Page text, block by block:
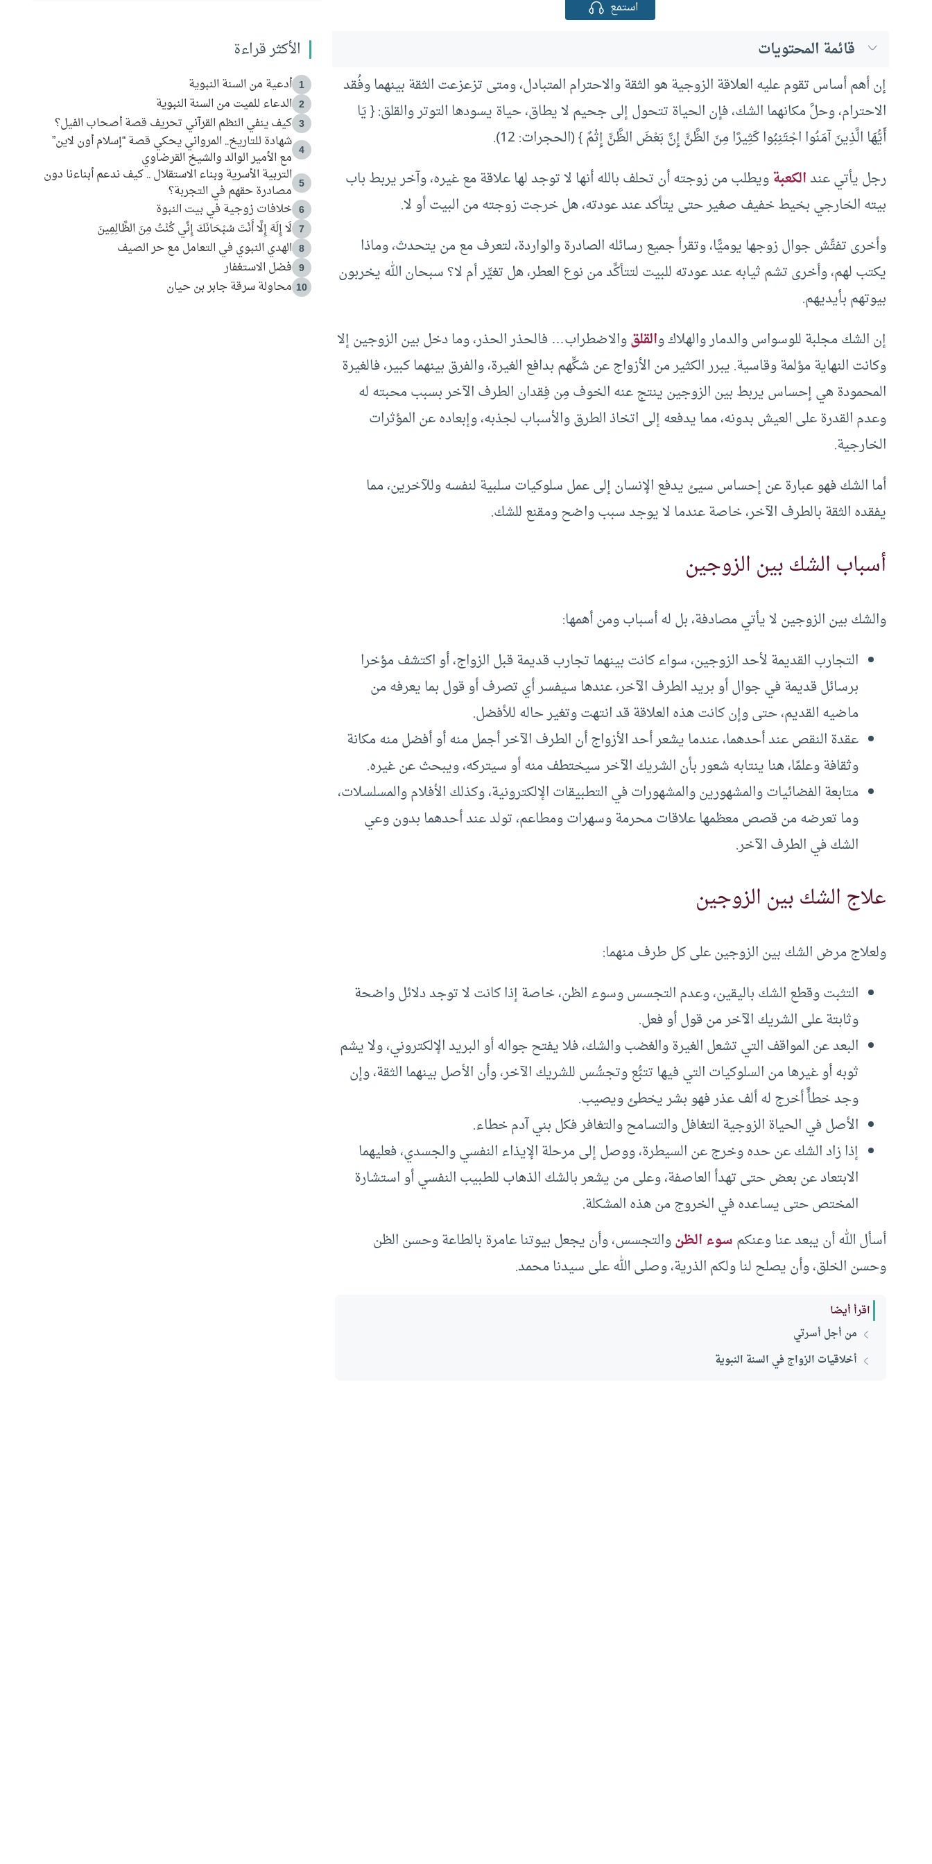
استمع
قائمة المحتويات
إن أهم أساس تقوم عليه العلاقة الزوجية هو الثقة والاحترام المتبادل، ومتى تزعزعت الثقة بينهما وفُقد
الاحترام، وحلَّ مكانهما الشك، فإن الحياة تتحول إلى جحيم لا يطاق، حياة يسودها التوتر والقلق: { يَا
أَيُّهَا الَّذِينَ آمَنُوا اجْتَنِبُوا كَثِيرًا مِنَ الظَّنِّ إِنَّ بَعْضَ الظَّنِّ إِثْمٌ } (الحجرات: 12).
رجل يأتي عندالكعبةويطلب من زوجته أن تحلف بالله أنها لا توجد لها علاقة مع غيره، وآخر يربط باب
بيته الخارجي بخيط خفيف صغير حتى يتأكد عند عودته، هل خرجت زوجته من البيت أو لا.
وأخرى تفتِّش جوال زوجها يوميًّا، وتقرأ جميع رسائله الصادرة والواردة، لتعرف مع من يتحدث، وماذا
يكتب لهم، وأخرى تشم ثيابه عند عودته للبيت لتتأكَّد من نوع العطر، هل تغيِّر أم لا؟ سبحان الله يخربون
بيوتهم بأيديهم.
إن الشك مجلبة للوسواس والدمار والهلاك والقلقوالاضطراب… فالحذر الحذر، وما دخل بين الزوجين إلا
وكانت النهاية مؤلمة وقاسية. يبرر الكثير من الأزواج عن شكِّهم بدافع الغيرة، والفرق بينهما كبير، فالغيرة
المحمودة هي إحساس يربط بين الزوجين ينتج عنه الخوف مِن فِقدان الطرف الآخر بسبب محبته له
وعدم القدرة على العيش بدونه، مما يدفعه إلى اتخاذ الطرق والأسباب لجذبه، وإبعاده عن المؤثرات
الخارجية.
أما الشك فهو عبارة عن إحساس سيئ يدفع الإنسان إلى عمل سلوكيات سلبية لنفسه وللآخرين، مما
يفقده الثقة بالطرف الآخر، خاصة عندما لا يوجد سبب واضح ومقنع للشك.
أسباب الشك بين الزوجين
والشك بين الزوجين لا يأتي مصادفة، بل له أسباب ومن أهمها:
التجارب القديمة لأحد الزوجين، سواء كانت بينهما تجارب قديمة قبل الزواج، أو اكتشف مؤخرا
برسائل قديمة في جوال أو بريد الطرف الآخر، عندها سيفسر أي تصرف أو قول بما يعرفه من
ماضيه القديم، حتى وإن كانت هذه العلاقة قد انتهت وتغير حاله للأفضل.
عقدة النقص عند أحدهما، عندما يشعر أحد الأزواج أن الطرف الآخر أجمل منه أو أفضل منه مكانة
وثقافة وعلمًا، هنا ينتابه شعور بأن الشريك الآخر سيختطف منه أو سيتركه، ويبحث عن غيره.
متابعة الفضائيات والمشهورين والمشهورات في التطبيقات الإلكترونية، وكذلك الأفلام والمسلسلات،
وما تعرضه من قصص معظمها علاقات محرمة وسهرات ومطاعم، تولد عند أحدهما بدون وعي
الشك في الطرف الآخر.
علاج الشك بين الزوجين
ولعلاج مرض الشك بين الزوجين على كل طرف منهما:
التثبت وقطع الشك باليقين، وعدم التجسس وسوء الظن، خاصة إذا كانت لا توجد دلائل واضحة
وثابتة على الشريك الآخر من قول أو فعل.
البعد عن المواقف التي تشعل الغيرة والغضب والشك، فلا يفتح جواله أو البريد الإلكتروني، ولا يشم
ثوبه أو غيرها من السلوكيات التي فيها تتبُّع وتجسُّس للشريك الآخر، وأن الأصل بينهما الثقة، وإن
وجد خطأً أخرج له ألف عذر فهو بشر يخطئ ويصيب.
الأصل في الحياة الزوجية التغافل والتسامح والتغافر فكل بني آدم خطاء.
إذا زاد الشك عن حده وخرج عن السيطرة، ووصل إلى مرحلة الإيذاء النفسي والجسدي، فعليهما
الابتعاد عن بعض حتى تهدأ العاصفة، وعلى من يشعر بالشك الذهاب للطبيب النفسي أو استشارة
المختص حتى يساعده في الخروج من هذه المشكلة.
أسأل الله أن يبعد عنا وعنكمسوء الظنوالتجسس، وأن يجعل بيوتنا عامرة بالطاعة وحسن الظن
وحسن الخلق، وأن يصلح لنا ولكم الذرية، وصلى الله على سيدنا محمد.
اقرأ أيضا
من أجل أسرتي
أخلاقيات الزواج في السنة النبوية
الأكثر قراءة
1 أدعية من السنة النبوية
2 الدعاء للميت من السنة النبوية
3 كيف ينفي النظم القرآني تحريف قصة أصحاب الفيل؟
4
شهادة للتاريخ.. المرواني يحكي قصة “إسلام أون لاين”
مع الأمير الوالد والشيخ القرضاوي
5
التربية الأسرية وبناء الاستقلال .. كيف ندعم أبناءنا دون
مصادرة حقهم في التجربة؟
6 خلافات زوجية في بيت النبوة
7 لَا إِلَهَ إِلَّا أَنْتَ سُبْحَانَكَ إِنِّي كُنْتُ مِنَ الظَّالِمِينَ
8 الهدي النبوي في التعامل مع حر الصيف
9 فضل الاستغفار
10 محاولة سرقة جابر بن حيان